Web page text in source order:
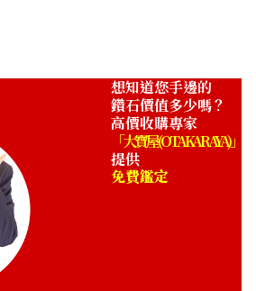
想知道您手邊的
鑽石價值多少嗎？
高價收購專家
「大寶屋 (OTAKARAYA)」
提供
免費鑑定